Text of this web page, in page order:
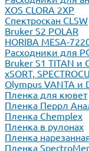
XOS CLORA 2XP
Спектроскан CLSW
Bruker S2 POLAR
HORIBA MESA-
Расходники для
Bruker S1 TITAN и
xSORT,
Olympus VANTA и
Пленка для кювет
Пленка Перрл
Пленка Chemplex
Пленка в рулонах
Пленка
Пленка